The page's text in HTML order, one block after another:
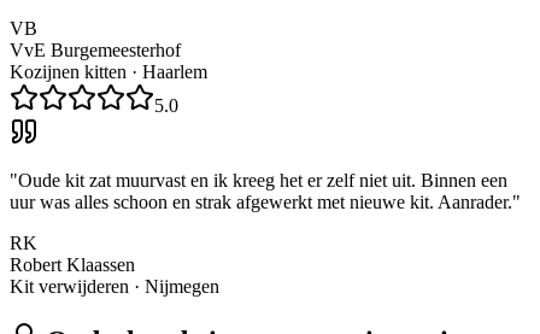
VB
VvE Burgemeesterhof
Kozijnen kitten · Haarlem
5.0
"Oude kit zat muurvast en ik kreeg het er zelf niet uit. Binnen een
uur was alles schoon en strak afgewerkt met nieuwe kit. Aanrader."
RK
Robert Klaassen
Kit verwijderen · Nijmegen